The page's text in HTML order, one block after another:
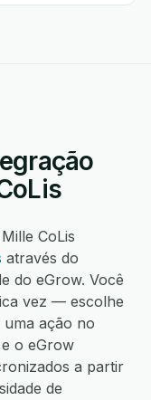
CoLis
através do
do eGrow. Você
vez — escolhe
uma ação no
o eGrow
a partir
de